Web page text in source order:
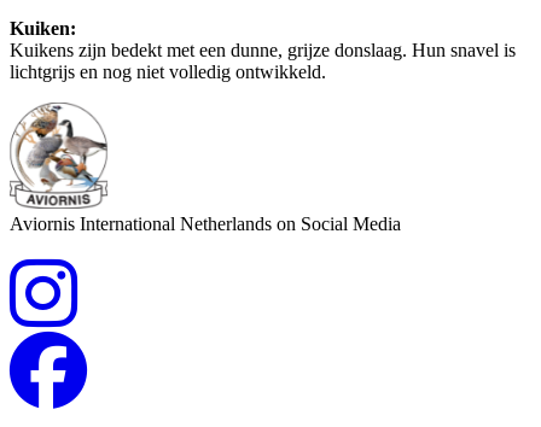
Kuiken:
Kuikens zijn bedekt met een dunne, grijze donslaag. Hun snavel is
lichtgrijs en nog niet volledig ontwikkeld.
Aviornis International Netherlands on Social Media